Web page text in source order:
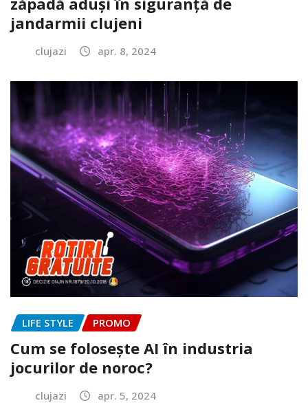
jandarmii clujeni
clujazi apr. 8, 2024
LIFE STYLE PROMO
Cum se folosește AI în industria
jocurilor de noroc?
clujazi apr. 5, 2024